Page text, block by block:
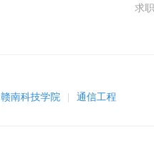
求
赣南科技学院 通信工程